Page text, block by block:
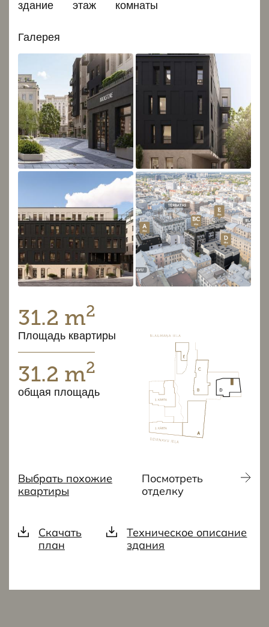
здание этаж комнаты
Галерея
31.2 m2
Площадь квартиры
31.2 m2
общая площадь
Выбрать похожие
квартиры
Посмотреть
отделку
Скачать
план
Техническое описание
здания